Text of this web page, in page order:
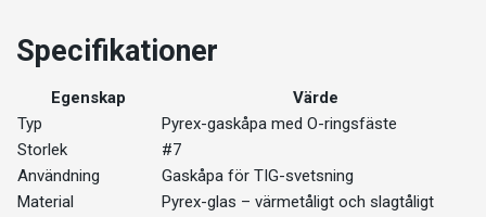
Specifikationer
Egenskap
Värde
Typ
Pyrex-gaskåpa med O-ringsfäste
Storlek
#7
Användning
Gaskåpa för TIG-svetsning
Material
Pyrex-glas – värmetåligt och slagtåligt